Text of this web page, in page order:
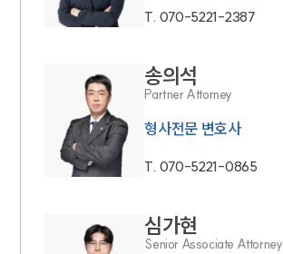
T. 070-5221-2387
송의석
Partner Attorney
형사전문 변호사
T. 070-5221-0865
심가현
Senior Associate Attorney